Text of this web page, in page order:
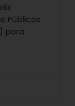
Públicos
para